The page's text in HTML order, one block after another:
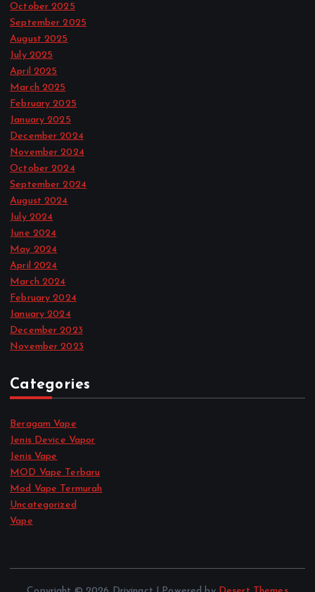
October 2025
September 2025
August 2025
July 2025
April 2025
March 2025
February 2025
January 2025
December 2024
November 2024
October 2024
September 2024
August 2024
July 2024
June 2024
May 2024
April 2024
March 2024
February 2024
January 2024
December 2023
November 2023
Categories
Beragam Vape
Jenis Device Vapor
Jenis Vape
MOD Vape Terbaru
Mod Vape Termurah
Uncategorized
Vape